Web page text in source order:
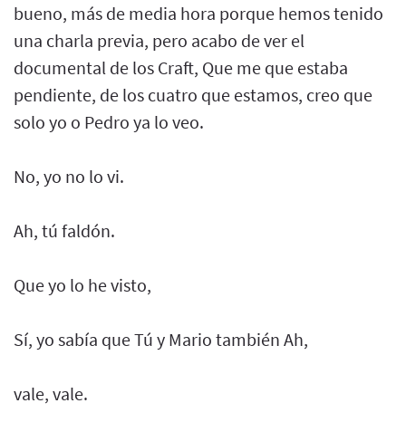
bueno, más de media hora porque hemos tenido
una charla previa, pero acabo de ver el
documental de los Craft, Que me que estaba
pendiente, de los cuatro que estamos, creo que
solo yo o Pedro ya lo veo.
No, yo no lo vi.
Ah, tú faldón.
Que yo lo he visto,
Sí, yo sabía que Tú y Mario también Ah,
vale, vale.